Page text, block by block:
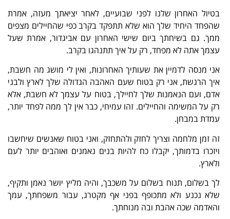
בטיול האחרון שלנו לפני שבועיים, לאחר יציאתך מעזה, אמרת
שהפחד היחיד שלך הוא שלא תתפקד בקרב כפי שהחיילים מצפים
ממך. גם בשיחתך ביום שישי האחרון עם אביגדור, אמרת שעל
עצמך אתה לא מפחד, רק על איך תתנהגו בקרב.
אני מנסה לדמיין את שעותיך האחרונות, ואין לי מושג מה חשבת,
איך הרגשת, אני רק בטוח שעם האהבה הגדולה שלך לארץ ולבני
אדם, ועם הנאמנות שלך לחיילך, בטוח על עצמך לא חשבת, אלא
רק על המשימה והחיילים. זהו עמיחי, כבר אין לך ממה לפחד יותר,
עמדת במבחן.
זה זמן מלחמה וצריך לחזק ולהתחזק, ואני בטוח שאנשים שיחשבו
ויזכרו בדמותך, יקבלו כח להיות בנים נאמנים ואוהבים יותר לעם
ולארץ.
לך בשלום, תנוח בשלום על משכבך, והיה מליץ יושר נאמן ותקיף,
שלא נכנע ולא מתכופף בפני אף מקטרג, עבור משפחתך, עמך
והאדמה שכה אהבת ובה מנוחתך.